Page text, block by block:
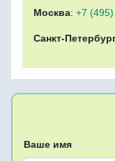
Москва: +7
Санкт-
Ваше имя